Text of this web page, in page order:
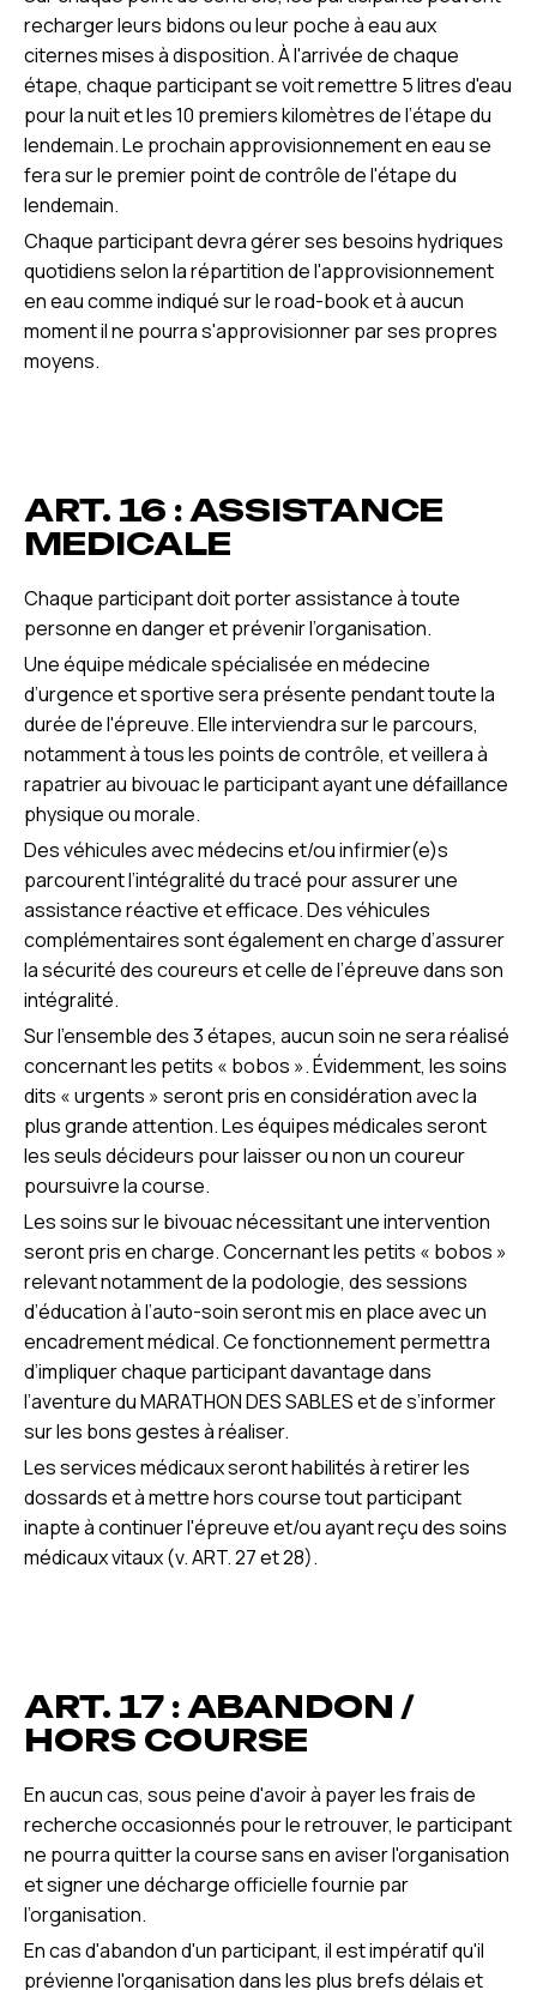
recharger leurs bidons ou leur poche à eau aux
citernes mises à disposition. À l'arrivée de chaque
étape, chaque participant se voit remettre 5 litres d'eau
pour la nuit et les 10 premiers kilomètres de l’étape du
lendemain. Le prochain approvisionnement en eau se
fera sur le premier point de contrôle de l'étape du
lendemain.
Chaque participant devra gérer ses besoins hydriques
quotidiens selon la répartition de l'approvisionnement
en eau comme indiqué sur le road-book et à aucun
moment il ne pourra s'approvisionner par ses propres
moyens.
ART. 16 : ASSISTANCE
MEDICALE
Chaque participant doit porter assistance à toute
personne en danger et prévenir l’organisation.
Une équipe médicale spécialisée en médecine
d’urgence et sportive sera présente pendant toute la
durée de l'épreuve. Elle interviendra sur le parcours,
notamment à tous les points de contrôle, et veillera à
rapatrier au bivouac le participant ayant une défaillance
physique ou morale.
Des véhicules avec médecins et/ou infirmier(e)s
parcourent l’intégralité du tracé pour assurer une
assistance réactive et efficace. Des véhicules
complémentaires sont également en charge d’assurer
la sécurité des coureurs et celle de l’épreuve dans son
intégralité.
Sur l’ensemble des 3 étapes, aucun soin ne sera réalisé
concernant les petits « bobos ». Évidemment, les soins
dits « urgents » seront pris en considération avec la
plus grande attention. Les équipes médicales seront
les seuls décideurs pour laisser ou non un coureur
poursuivre la course.
Les soins sur le bivouac nécessitant une intervention
seront pris en charge. Concernant les petits « bobos »
relevant notamment de la podologie, des sessions
d’éducation à l’auto-soin seront mis en place avec un
encadrement médical. Ce fonctionnement permettra
d’impliquer chaque participant davantage dans
l’aventure du MARATHON DES SABLES et de s’informer
sur les bons gestes à réaliser.
Les services médicaux seront habilités à retirer les
dossards et à mettre hors course tout participant
inapte à continuer l'épreuve et/ou ayant reçu des soins
médicaux vitaux (v. ART. 27 et 28).
ART. 17 : ABANDON /
HORS COURSE
En aucun cas, sous peine d'avoir à payer les frais de
recherche occasionnés pour le retrouver, le participant
ne pourra quitter la course sans en aviser l'organisation
et signer une décharge officielle fournie par
l’organisation.
En cas d'abandon d'un participant, il est impératif qu'il
prévienne l'organisation dans les plus brefs délais et